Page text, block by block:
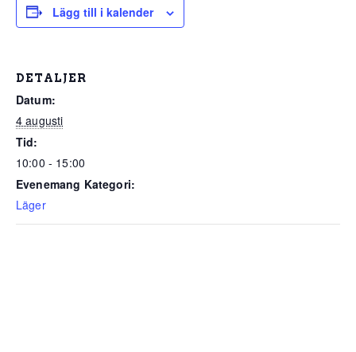
Lägg till i kalender
DETALJER
Datum:
4 augusti
Tid:
10:00 - 15:00
Evenemang Kategori:
Läger